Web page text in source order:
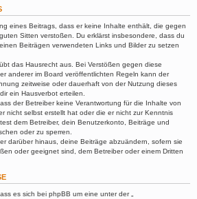
eines Beitrags, dass er keine Inhalte enthält, die gegen
Sitten verstoßen. Du erklärst insbesondere, dass du
Beiträgen verwendeten Links und Bilder zu setzen
das Hausrecht aus. Bei Verstößen gegen diese
anderer im Board veröffentlichten Regeln kann der
zeitweise oder dauerhaft von der Nutzung dieses
ein Hausverbot erteilen.
der Betreiber keine Verantwortung für die Inhalte von
nicht selbst erstellt hat oder die er nicht zur Kenntnis
dem Betreiber, dein Benutzerkonto, Beiträge und
oder zu sperren.
darüber hinaus, deine Beiträge abzuändern, sofern sie
oder geeignet sind, dem Betreiber oder einem Dritten
es sich bei phpBB um eine unter der „